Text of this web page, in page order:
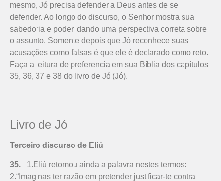
mesmo, Jó precisa defender a Deus antes de se
defender. Ao longo do discurso, o Senhor mostra sua
sabedoria e poder, dando uma perspectiva correta sobre
o assunto. Somente depois que Jó reconhece suas
acusações como falsas é que ele é decl arado como reto.
Faça a leitura de preferencia em sua Bíblia dos capítulos
35, 36, 37 e 38 do livro de Jó (Jó).
Livro de Jó
Terceiro discurso de Eliú
35. 1.Eliú retomou ainda a palavra nestes termos:
2.“Imaginas ter razão em pretender justificar-te contra